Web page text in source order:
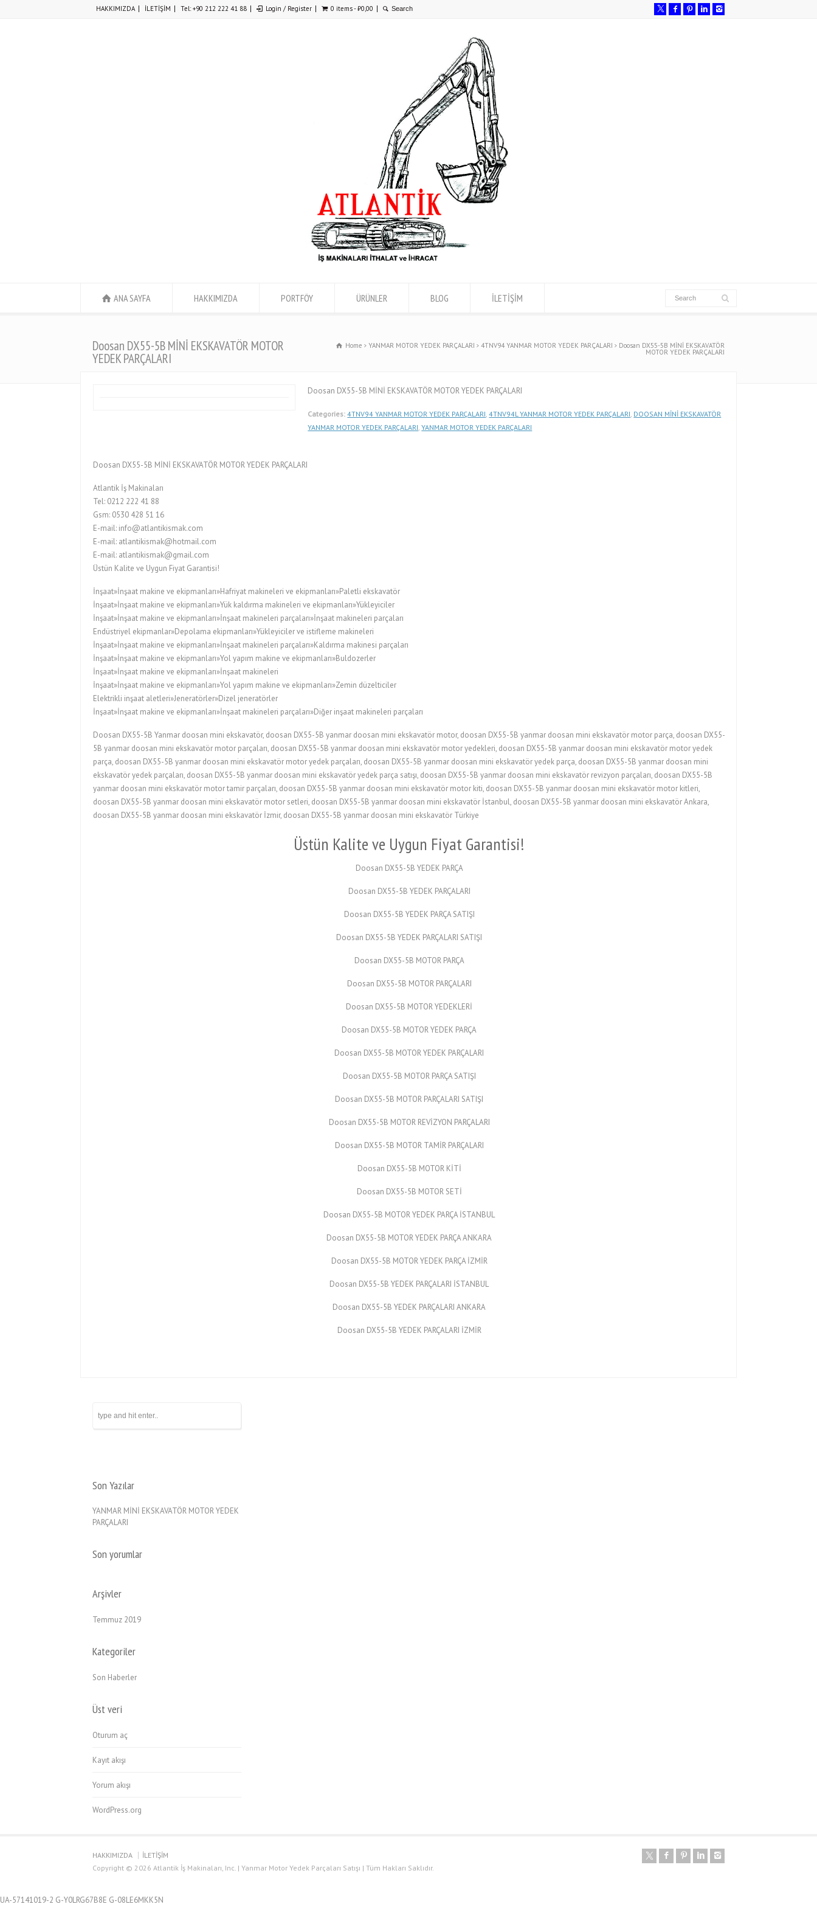
HAKKIMIZDA İLETİŞİM Tel: +90 212 222 41 88 Login / Register 0 items -₺0,00
ANA SAYFA HAKKIMIZDA PORTFÖY ÜRÜNLER BLOG İLETİŞİM
Doosan DX55-5B MİNİ EKSKAVATÖR MOTOR
YEDEK PARÇALARI
Home YANMAR MOTOR YEDEK PARÇALARI 4TNV94 YANMAR MOTOR YEDEK PARÇALARI Doosan DX55-5B MİNİ EKSKAVATÖR
MOTOR YEDEK PARÇALARI
Doosan DX55-5B MİNİ EKSKAVATÖR MOTOR YEDEK PARÇALARI
Categories: 4TNV94 YANMAR MOTOR YEDEK PARÇALARI,4TNV94L YANMAR MOTOR YEDEK PARÇALARI, DOOSAN MİNİ EKSKAVATÖR
YANMAR MOTOR YEDEK PARÇALARI,YANMAR MOTOR YEDEK PARÇALARI
Doosan DX55-5B MİNİ EKSKAVATÖR MOTOR YEDEK PARÇALARI
Atlantik İş Makinaları
Tel: 0212 222 41 88
Gsm: 0530 428 51 16
E-mail: info@atlantikismak.com
E-mail: atlantikismak@hotmail.com
E-mail: atlantikismak@gmail.com
Üstün Kalite ve Uygun Fiyat Garantisi!
İnşaat»İnşaat makine ve ekipmanları»Hafriyat makineleri ve ekipmanları»Paletli ekskavatör
İnşaat»İnşaat makine ve ekipmanları»Yük kaldırma makineleri ve ekipmanları»Yükleyiciler
İnşaat»İnşaat makine ve ekipmanları»İnşaat makineleri parçaları»İnşaat makineleri parçaları
Endüstriyel ekipmanlar»Depolama ekipmanları»Yükleyiciler ve istifleme makineleri
İnşaat»İnşaat makine ve ekipmanları»İnşaat makineleri parçaları»Kaldırma makinesi parçaları
İnşaat»İnşaat makine ve ekipmanları»Yol yapım makine ve ekipmanları»Buldozerler
İnşaat»İnşaat makine ve ekipmanları»İnşaat makineleri
İnşaat»İnşaat makine ve ekipmanları»Yol yapım makine ve ekipmanları»Zemin düzelticiler
Elektrikli inşaat aletleri»Jeneratörler»Dizel jeneratörler
İnşaat»İnşaat makine ve ekipmanları»İnşaat makineleri parçaları»Diğer inşaat makineleri parçaları
Doosan DX55-5B Yanmar doosan mini ekskavatör, doosan DX55-5B yanmar doosan mini ekskavatör motor, doosan DX55-5B yanmar doosan mini ekskavatör motor parça, doosan DX55-
5B yanmar doosan mini ekskavatör motor parçaları, doosan DX55-5B yanmar doosan mini ekskavatör motor yedekleri, doosan DX55-5B yanmar doosan mini ekskavatör motor yedek
parça, doosan DX55-5B yanmar doosan mini ekskavatör motor yedek parçaları, doosan DX55-5B yanmar doosan mini ekskavatör yedek parça, doosan DX55-5B yanmar doosan mini
ekskavatör yedek parçaları, doosan DX55-5B yanmar doosan mini ekskavatör yedek parça satışı, doosan DX55-5B yanmar doosan mini ekskavatör revizyon parçaları, doosan DX55-5B
yanmar doosan mini ekskavatör motor tamir parçaları, doosan DX55-5B yanmar doosan mini ekskavatör motor kiti, doosan DX55-5B yanmar doosan mini ekskavatör motor kitleri,
doosan DX55-5B yanmar doosan mini ekskavatör motor setleri, doosan DX55-5B yanmar doosan mini ekskavatör İstanbul, doosan DX55-5B yanmar doosan mini ekskavatör Ankara,
doosan DX55-5B yanmar doosan mini ekskavatör İzmir, doosan DX55-5B yanmar doosan mini ekskavatör Türkiye
Üstün Kalite ve Uygun Fiyat Garantisi!
Doosan DX55-5B YEDEK PARÇA
Doosan DX55-5B YEDEK PARÇALARI
Doosan DX55-5B YEDEK PARÇA SATIŞI
Doosan DX55-5B YEDEK PARÇALARI SATIŞI
Doosan DX55-5B MOTOR PARÇA
Doosan DX55-5B MOTOR PARÇALARI
Doosan DX55-5B MOTOR YEDEKLERİ
Doosan DX55-5B MOTOR YEDEK PARÇA
Doosan DX55-5B MOTOR YEDEK PARÇALARI
Doosan DX55-5B MOTOR PARÇA SATIŞI
Doosan DX55-5B MOTOR PARÇALARI SATIŞI
Doosan DX55-5B MOTOR REVİZYON PARÇALARI
Doosan DX55-5B MOTOR TAMİR PARÇALARI
Doosan DX55-5B MOTOR KİTİ
Doosan DX55-5B MOTOR SETİ
Doosan DX55-5B MOTOR YEDEK PARÇA İSTANBUL
Doosan DX55-5B MOTOR YEDEK PARÇA ANKARA
Doosan DX55-5B MOTOR YEDEK PARÇA İZMİR
Doosan DX55-5B YEDEK PARÇALARI İSTANBUL
Doosan DX55-5B YEDEK PARÇALARI ANKARA
Doosan DX55-5B YEDEK PARÇALARI İZMİR
Son Yazılar
YANMAR MİNİ EKSKAVATÖR MOTOR YEDEK
PARÇALARI
Son yorumlar
Arşivler
Temmuz 2019
Kategoriler
Son Haberler
Üst veri
Oturum aç
Kayıt akışı
Yorum akışı
WordPress.org
HAKKIMIZDA
İLETİŞİM
Copyright © 2026 Atlantik İş Makinaları, Inc. | Yanmar Motor Yedek Parçaları Satışı | Tüm Hakları Saklıdır.
UA-57141019-2 G-Y0LRG67B8E G-08LE6MKK5N